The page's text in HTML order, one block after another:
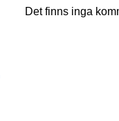
Det finns inga